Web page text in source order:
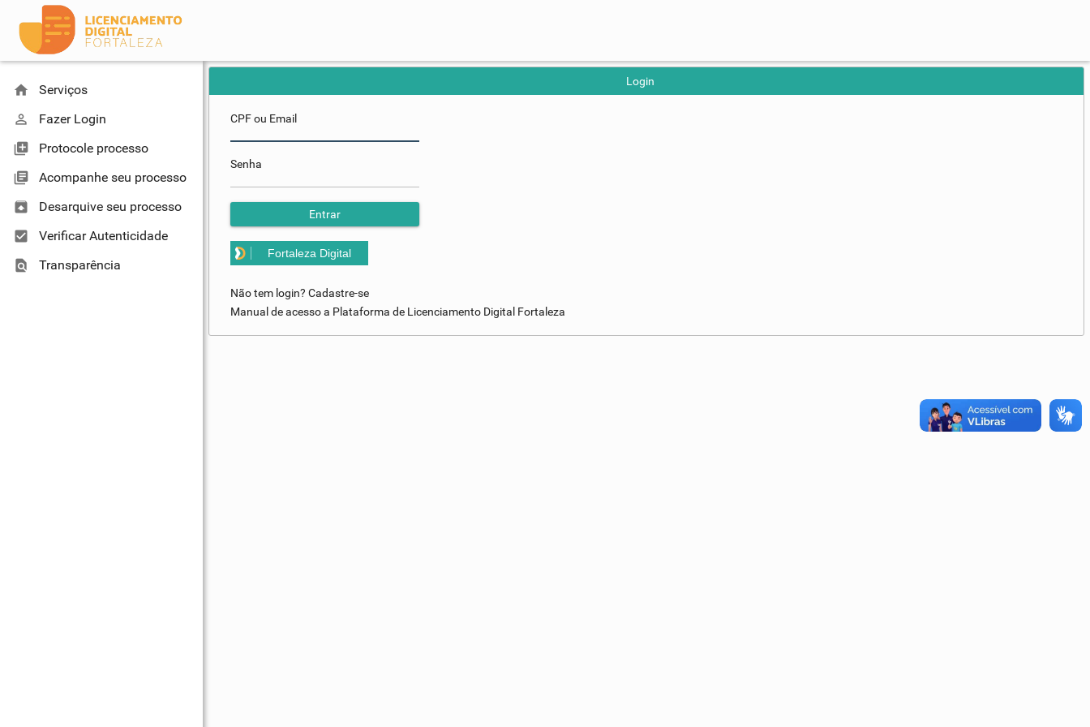
home Serviços
perm_identity Fazer Login
library_add Protocole processo
library_books Acompanhe seu processo
unarchive Desarquive seu processo
check_box Verificar Autenticidade
find_in_page Transparência
Login
CPF ou Email
Senha
Entrar
Fortaleza Digital
Não tem login? Cadastre-se
Manual de acesso a Plataforma de Licenciamento Digital Fortaleza